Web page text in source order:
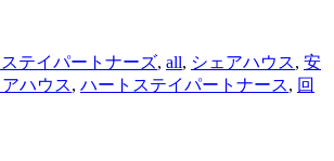
テイパートナーズ, all, シェアハウス, 安
ハウス, ハートステイパートナース, 回